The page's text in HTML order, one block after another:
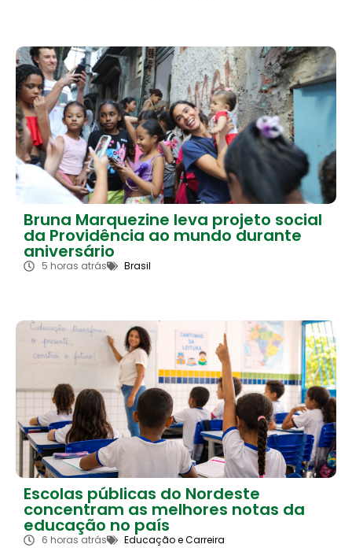
Bruna Marquezine leva projeto social
da Providência ao mundo durante
aniversário
5 horas atrás Brasil
Escolas públicas do Nordeste
concentram as melhores notas da
educação no país
6 horas atrás Educação e Carreira